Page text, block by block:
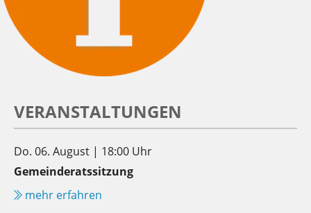
VERANSTALTUNGEN
Do. 06. August | 18:00 Uhr
Gemeinderatssitzung
mehr erfahren